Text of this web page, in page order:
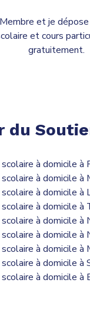
et je
et cours
gratuitement.
du
à domicile à
à domicile à
à domicile à
à domicile à
à domicile à
à domicile à
à domicile à
à domicile à
à domicile à